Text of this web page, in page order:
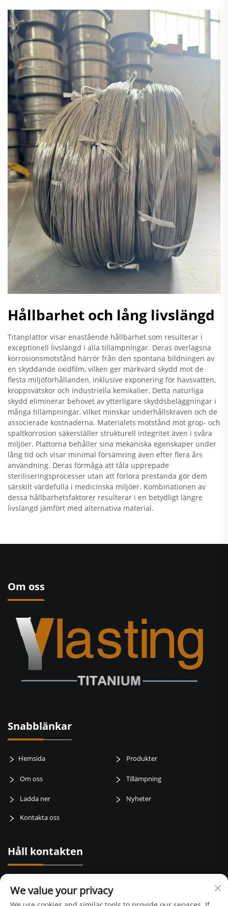
Hållbarhet och lång livslängd
Titanplattor visar enastående hållbarhet som resulterar i
exceptionell livslängd i alla tillämpningar. Deras överlägsna
korrosionsmotstånd härrör från den spontana bildningen av
en skyddande oxidfilm, vilken ger märkvärd skydd mot de
flesta miljöförhållanden, inklusive exponering för havsvatten,
kroppsvätskor och industriella kemikalier. Detta naturliga
skydd eliminerar behovet av ytterligare skyddsbeläggningar i
många tillämpningar, vilket minskar underhållskraven och de
associerade kostnaderna. Materialets motstånd mot grop- och
spaltkorrosion säkerställer strukturell integritet även i svåra
miljöer. Plattorna behåller sina mekaniska egenskaper under
lång tid och visar minimal försämring även efter flera års
användning. Deras förmåga att tåla upprepade
steriliseringsprocesser utan att förlora prestanda gör dem
särskilt värdefulla i medicinska miljöer. Kombinationen av
dessa hållbarhetsfaktorer resulterar i en betydligt längre
livslängd jämfört med alternativa material.
Om oss
Snabblänkar
Hemsida Produkter
Om oss Tillämpning
Ladda ner Nyheter
Kontakta oss
Håll kontakten
+86-15129015168
We value your privacy